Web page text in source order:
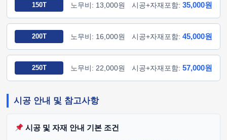
150T 노무비: 13,000원 시공+자재포함: 35,000원
200T 노무비: 16,000원 시공+자재포함: 45,000원
250T 노무비: 22,000원 시공+자재포함: 57,000원
시공 안내 및 참고사항
시공 및 자재 안내 기본 조건